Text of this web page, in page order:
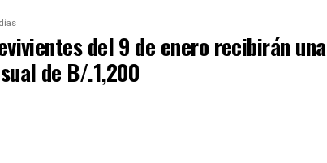
del 9 de enero recibirán una
de B/.1,200